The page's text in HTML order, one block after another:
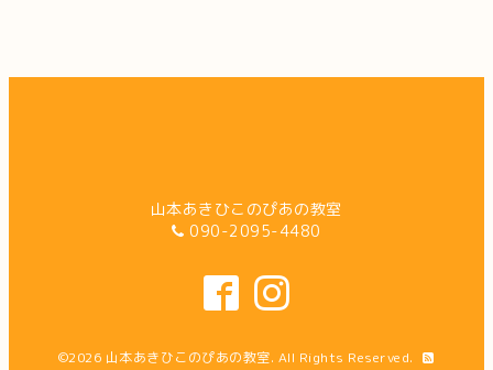
山本あきひこのぴあの教室
090-2095-4480
©2026 山本あきひこのぴあの教室. All Rights Reserved.